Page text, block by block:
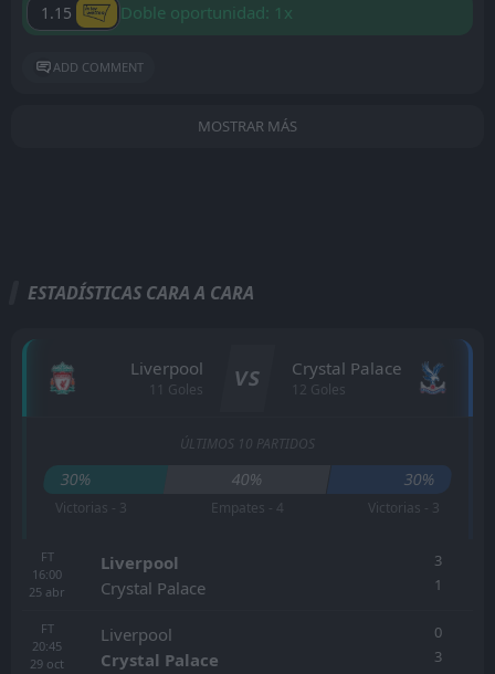
1.15 Doble oportunidad: 1x
ADD COMMENT
MOSTRAR MÁS
ESTADÍSTICAS CARA A CARA
Liverpool
11 Goles VS Crystal Palace
12 Goles
ÚLTIMOS 10 PARTIDOS
30% 40% 30%
Victorias - 3 Empates - 4 Victorias - 3
FT
16:00
25 abr
Liverpool
Crystal Palace
3
1
FT
20:45
29 oct
Liverpool
Crystal Palace
0
3